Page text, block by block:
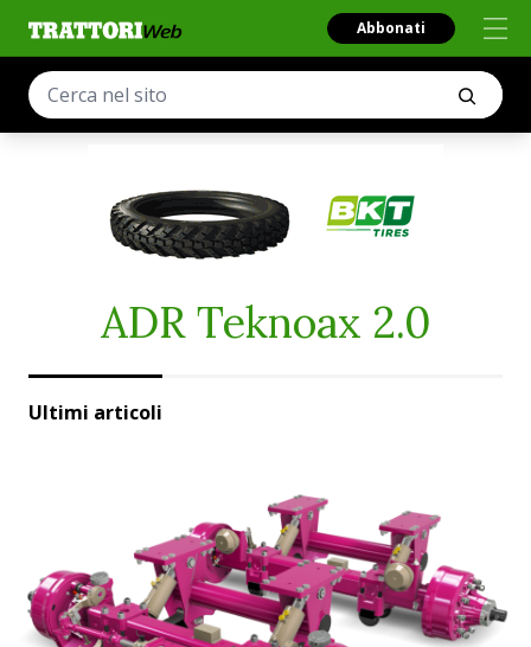
Abbonati
ADR Teknoax 2.0
Ultimi articoli